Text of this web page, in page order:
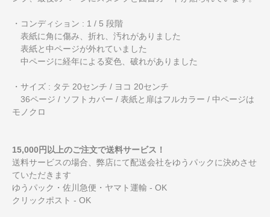
・コンディション : 1 / 5 段階
表紙に角に傷み、折れ、汚れがありました
表紙と中ページが外れていました
中ページに経年による変色、破れがありました
・サイズ : タテ 20センチ / ヨコ 20センチ
36ページ / ソフトカバー / 表紙と扉はフルカラー / 中ページは
モノクロ
15,000円以上のご注文で送料サービス！
送料サービスの場合、弊店にて配送会社をゆうパックに決めさせ
ていただきます
ゆうパック・佐川急便・ヤマト運輸 - OK
クリックポスト - OK